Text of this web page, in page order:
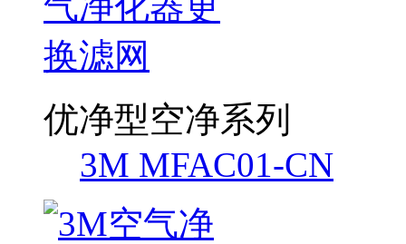
优净型空净系列
3M MFAC01-CN